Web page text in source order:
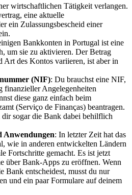
wirtschaftlichen Tätigkeit verlangen.
eine aktuelle
ein Zulassungsbescheid einer
Bankkonten in Portugal ist eine
um sie zu aktivieren. Der Betrag
Art des Kontos variieren, ist aber in
(NIF): Du brauchst eine NIF,
Angelegenheiten
diese ganz einfach beim
(Serviço de Finanças) beantragen.
sogar die Bank dabei behilflich
Anwendungen: In letzter Zeit hat das
wie in anderen entwickelten Ländern
Fortschritte gemacht. Es ist jetzt
über Bank-Apps zu eröffnen. Wenn
Bank entscheidest, musst du nur
und ein paar Formulare auf deinem